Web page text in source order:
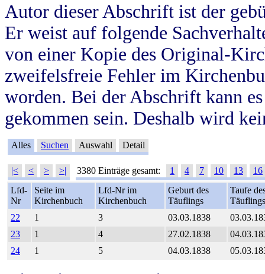
Autor dieser Abschrift ist der
Er weist auf folgende
von einer Kopie des Original-
zweifelsfreie Fehler im
worden. Bei der Abschrift kann
gekommen sein. Deshalb wird
Alles Suchen Auswahl Detail
|< < > >| 3380 Einträge gesamt: 1 4 7 10 13
16
Lfd-
Nr
Seite im
Kirchenbuch
Lfd-Nr im
Kirchenbuch
Geburt des
Täuflings
Taufe
Täuflings
22
1 3 03.03.1838
23
1 4 27.02.1838
24
1 5 04.03.1838